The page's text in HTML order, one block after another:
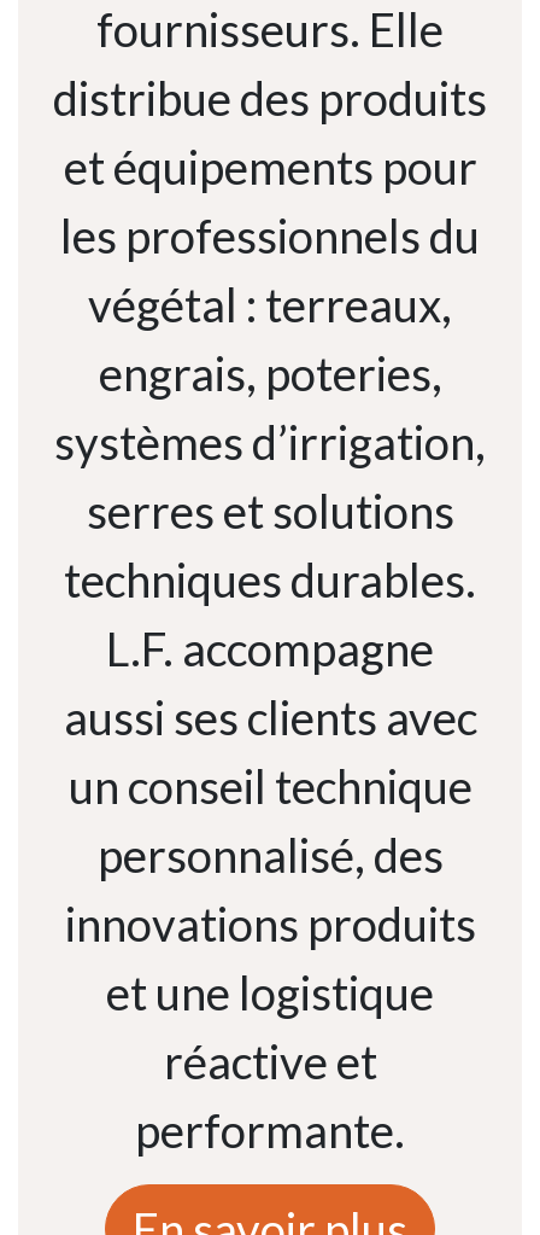
fournisseurs. Elle
distribue des produits
et équipements pour
les professionnels du
végétal : terreaux,
engrais, poteries,
systèmes d’irrigation,
serres et solutions
techniques durables.
L.F. accompagne
aussi ses clients avec
un conseil technique
personnalisé, des
innovations produits
et une logistique
réactive et
performante.